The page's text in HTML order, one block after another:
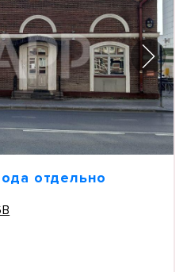
отдельно